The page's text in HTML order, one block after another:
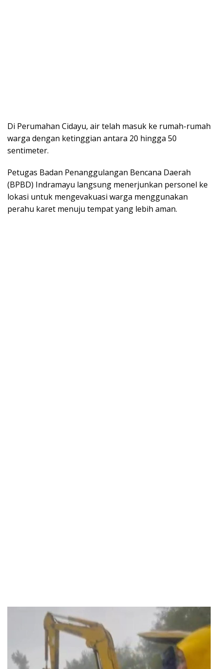
Di Perumahan Cidayu, air telah masuk ke rumah-rumah
warga dengan ketinggian antara 20 hingga 50
sentimeter.
Petugas Badan Penanggulangan Bencana Daerah
(BPBD) Indramayu langsung menerjunkan personel ke
lokasi untuk mengevakuasi warga menggunakan
perahu karet menuju tempat yang lebih aman.